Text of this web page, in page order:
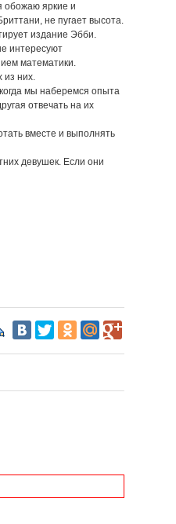
обожаю яркие и
не пугает высота.
издание Эбби.
интересуют
математики.
из них.
мы наберемся опыта
отвечать на их
вместе и выполнять
девушек. Если они